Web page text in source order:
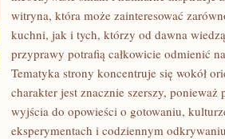
PERFUMY
DAMSKIE
witryna, która może zainteresować
kuchni, jak i tych, którzy od dawna
przyprawy potrafią całkowicie odmienić
Tematyka strony koncentruje się wokół
charakter jest znacznie szerszy,
wyjścia do opowieści o gotowaniu,
eksperymentach i codziennym